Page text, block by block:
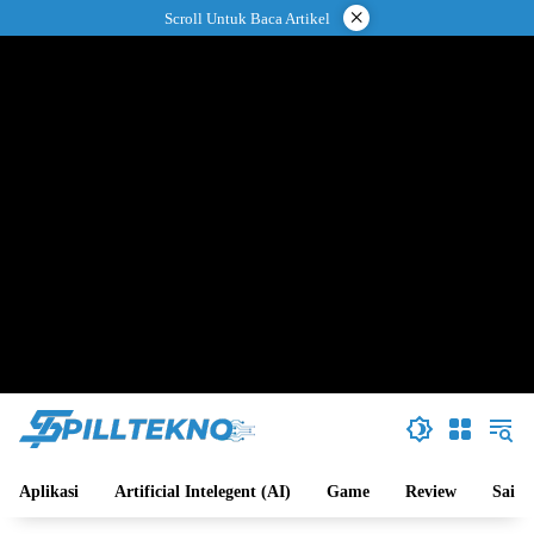
ke
Scroll Untuk Baca Artikel ×
Aplikasi Artificial Intelegent (AI) Game Review Sains